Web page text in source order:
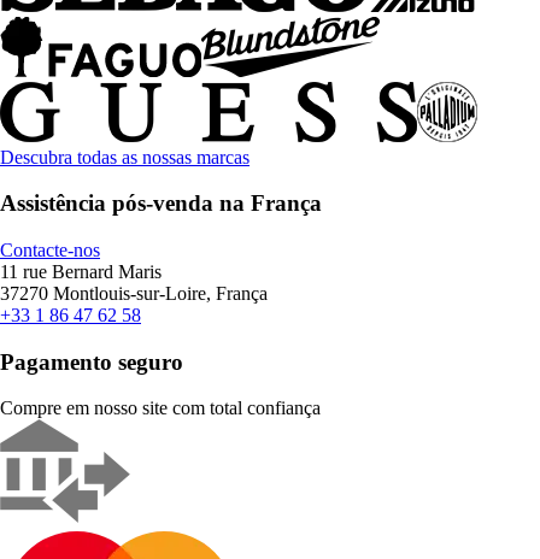
Descubra todas as nossas marcas
Assistência pós-venda na França
Contacte-nos
11 rue Bernard Maris
37270 Montlouis-sur-Loire, França
+33 1 86 47 62 58
Pagamento seguro
Compre em nosso site com total confiança